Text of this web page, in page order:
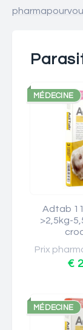
MÉDECINE
Adtab
>2,5kg-
Prix
€
MÉDECINE